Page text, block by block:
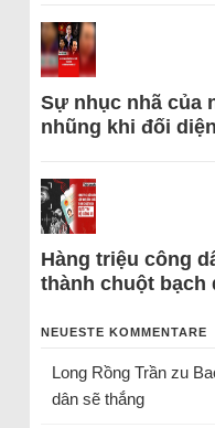
Sự nhục nhã của
nhũng khi đối
Hàng triệu công
thành chuột bạch
NEUESTE KOMMENTARE
Long Rồng Trầnzu
dân sẽ thắng